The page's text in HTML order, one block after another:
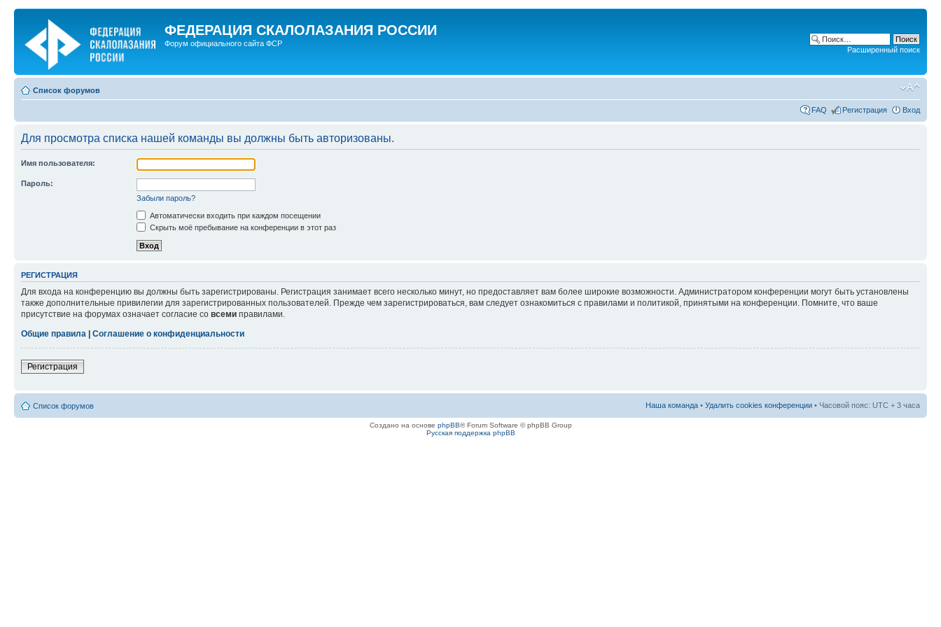
ФЕДЕРАЦИЯ СКАЛОЛАЗАНИЯ РОССИИ
Форум официального сайта ФСР
Расширенный поиск
Список форумов
FAQ Регистрация Вход
Для просмотра списка нашей команды вы должны быть авторизованы.
Имя пользователя:
Пароль:
Забыли пароль?
Автоматически входить при каждом посещении
Скрыть моё пребывание на конференции в этот раз
РЕГИСТРАЦИЯ
Для входа на конференцию вы должны быть зарегистрированы. Регистрация занимает всего несколько минут, но предоставляет вам более широкие возможности. Администратором конференции могут быть установлены
также дополнительные привилегии для зарегистрированных пользователей. Прежде чем зарегистрироваться, вам следует ознакомиться с правилами и политикой, принятыми на конференции. Помните, что ваше
присутствие на форумах означает согласие со всеми правилами.
Общие правила | Соглашение о конфиденциальности
Регистрация
Список форумов Наша команда • Удалить cookies конференции • Часовой пояс: UTC + 3 часа
Создано на основе phpBB® Forum Software © phpBB Group
Русская поддержка phpBB